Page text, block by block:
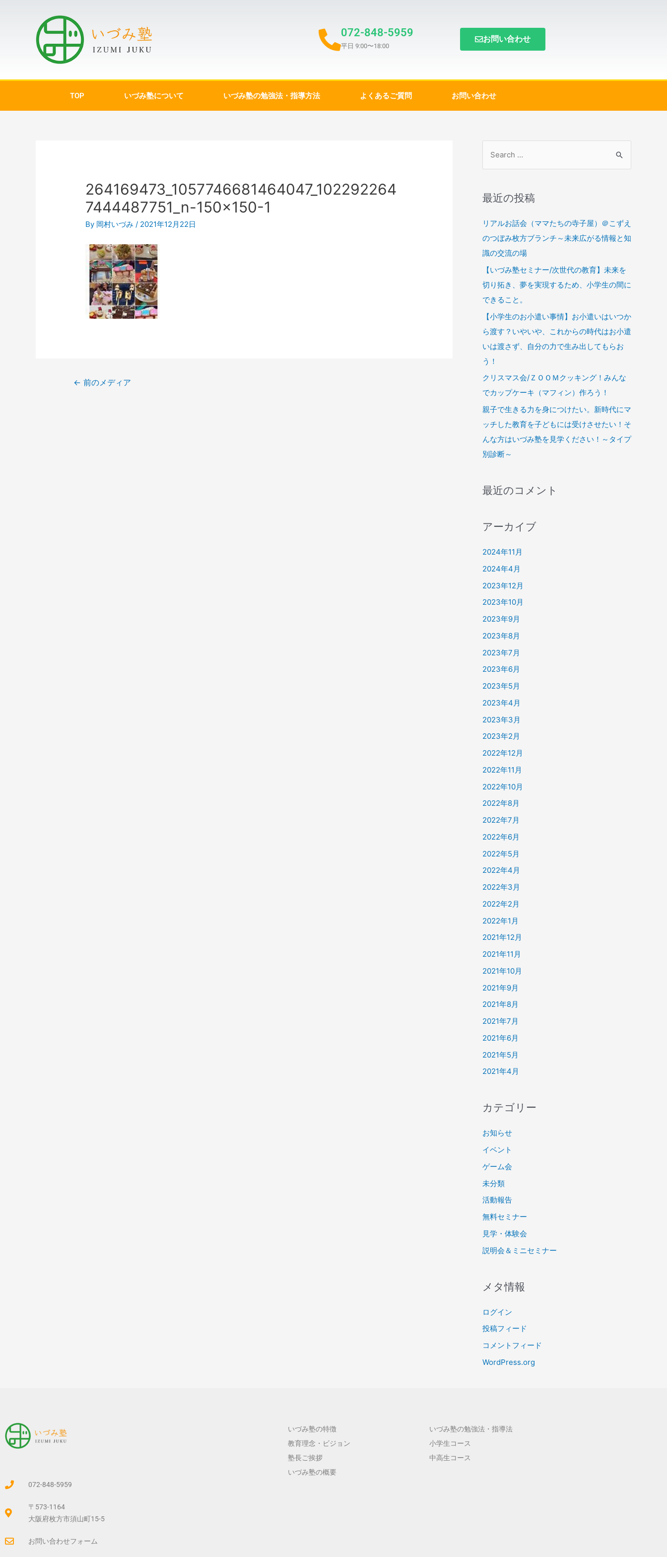
072-848-5959
平日 9:00〜18:00
お問い合わせ
TOP いづみ塾について いづみ塾の勉強法・指導方法 よくあるご質問 お問い合わせ
264169473_1057746681464047_102292264
7444487751_n-150×150-1
By 岡村いづみ/ 2021年12月22日
← 前のメディア
最近の投稿
リアルお話会（ママたちの寺子屋）＠こずえ
のつぼみ枚方ブランチ～未来広がる情報と知
識の交流の場
【いづみ塾セミナー/次世代の教育】未来を
切り拓き、夢を実現するため、小学生の間に
できること。
【小学生のお小遣い事情】お小遣いはいつか
ら渡す？いやいや、これからの時代はお小遣
いは渡さず、自分の力で生み出してもらお
う！
クリスマス会/ＺＯＯＭクッキング！みんな
でカップケーキ（マフィン）作ろう！
親子で生きる力を身につけたい。新時代にマ
ッチした教育を子どもには受けさせたい！そ
んな方はいづみ塾を見学ください！～タイプ
別診断～
最近のコメント
アーカイブ
2024年11月
2024年4月
2023年12月
2023年10月
2023年9月
2023年8月
2023年7月
2023年6月
2023年5月
2023年4月
2023年3月
2023年2月
2022年12月
2022年11月
2022年10月
2022年8月
2022年7月
2022年6月
2022年5月
2022年4月
2022年3月
2022年2月
2022年1月
2021年12月
2021年11月
2021年10月
2021年9月
2021年8月
2021年7月
2021年6月
2021年5月
2021年4月
カテゴリー
お知らせ
イベント
ゲーム会
未分類
活動報告
無料セミナー
見学・体験会
説明会＆ミニセミナー
メタ情報
ログイン
投稿フィード
コメントフィード
WordPress.org
072-848-5959
〒573-1164
大阪府枚方市須山町15-5
お問い合わせフォーム
いづみ塾の特徴
教育理念・ビジョン
塾長ご挨拶
いづみ塾の概要
いづみ塾の勉強法・指導法
小学生コース
中高生コース